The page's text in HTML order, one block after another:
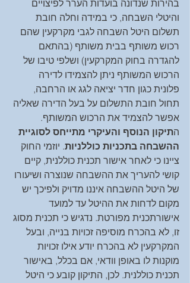
בהירות שנדונה בועדות הערר לפיצויים
והיטלי השבחה, כי במידה וחלה חובת
תשלום היטל השבחה לגבי מקרקעין שהם
רכוש משותף בבית משותף (בהתאם
להגדרה בחוק המקרקעין) ושלפי טיבו של
הרכוש המשותף ניתן להצמידו לדירה
פלונית כגון חדר יציאה לגג או הרחבה,
תחול חובת התשלום על בעל הדירה שאליה
אפשר להצמיד את הרכוש המשותף.
התיקון הנוסף והעיקרי מתייחס לסוגיית
ההשבחה בתכניות כוללניות. יוזמי החוק
ציינו כי לאחר אישור תכנית כוללנית, קיים
קושי להעריך את ההשבחה שנוצרה ושיעורו
של היטל ההשבחה איננו מדויק ולפיכך יש
מקום לדחות את ההיטל עד למועד
אישורתכנית מפורטת. נדגיש כי תכנית מסוג
זו, לא בהכרח מוסיפה זכויות בנייה, ובעל
המקרקעין לא בהכרח יודע אילו זכויות
מוקנות לו באופן וודאי, אם בכלל, באישור
תכנית כוללנית. לכן, התיקון קובע כי היטל